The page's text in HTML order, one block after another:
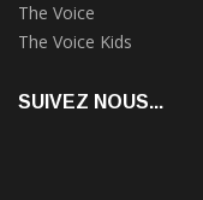
The Voice
The Voice Kids
SUIVEZ NOUS...